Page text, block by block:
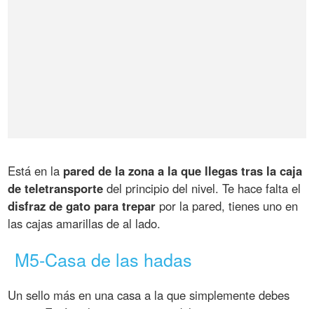
Está en la pared de la zona a la que llegas tras la caja
de teletransporte del principio del nivel. Te hace falta el
disfraz de gato para trepar por la pared, tienes uno en
las cajas amarillas de al lado.
M5-Casa de las hadas
Un sello más en una casa a la que simplemente debes